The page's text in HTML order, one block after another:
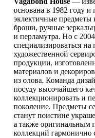
основана в 1982 году
эклектичные предметы
броши, ручные
и перламутра. Но с
специализироваться
художественной
продукции,
материалов и
из олова. Команда
посуду высочайшего
коллекционировать и
поколение. Предметы
станут поистине
а также оригинальным
коллекций гармонично